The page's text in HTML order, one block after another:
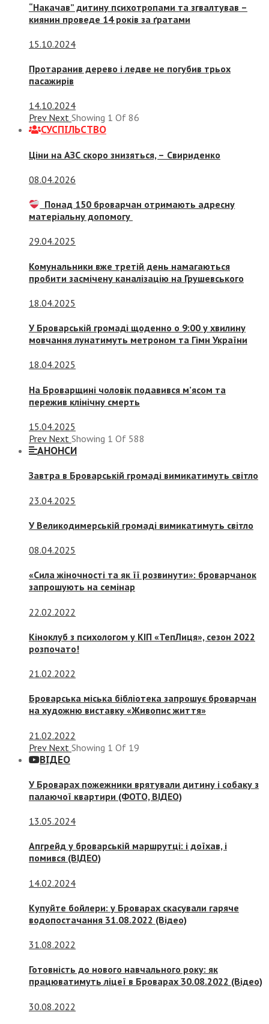
“Накачав” дитину психотропами та згвалтував –
киянин проведе 14 років за ґратами
15.10.2024
Протаранив дерево і ледве не погубив трьох
пасажирів
14.10.2024
Prev Next Showing 1 Of 86
СУСПIЛЬСТВО
Ціни на АЗС скоро знизяться, – Свириденко
08.04.2026
Понад 150 броварчан отримають адресну
матеріальну допомогу
29.04.2025
Комунальники вже третій день намагаються
пробити засмічену каналізацію на Грушевського
18.04.2025
У Броварській громаді щоденно о 9:00 у хвилину
мовчання лунатимуть метроном та Гімн України
18.04.2025
На Броварщині чоловік подавився м’ясом та
пережив клінічну смерть
15.04.2025
Prev Next Showing 1 Of 588
АНОНСИ
Завтра в Броварській громаді вимикатимуть світло
23.04.2025
У Великодимерській громаді вимикатимуть світло
08.04.2025
«Сила жіночності та як її розвинути»: броварчанок
запрошують на семінар
22.02.2022
Кіноклуб з психологом у КІП «ТепЛиця», сезон 2022
розпочато!
21.02.2022
Броварська міська бібліотека запрошує броварчан
на художню виставку «Живопис життя»
21.02.2022
Prev Next Showing 1 Of 19
ВІДЕО
У Броварах пожежники врятували дитину і собаку з
палаючої квартири (ФОТО, ВІДЕО)
13.05.2024
Апгрейд у броварській маршрутці: і доїхав, і
помився (ВІДЕО)
14.02.2024
Купуйте бойлери: у Броварах скасували гаряче
водопостачання 31.08.2022 (Відео)
31.08.2022
Готовність до нового навчального року: як
працюватимуть ліцеї в Броварах 30.08.2022 (Відео)
30.08.2022